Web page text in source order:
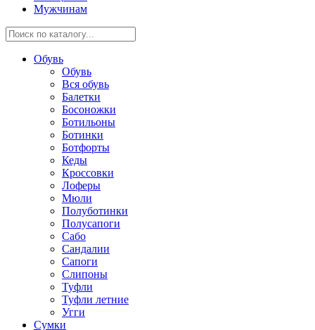
Мужчинам
Обувь
Обувь
Вся обувь
Балетки
Босоножки
Ботильоны
Ботинки
Ботфорты
Кеды
Кроссовки
Лоферы
Мюли
Полуботинки
Полусапоги
Сабо
Сандалии
Сапоги
Слипоны
Туфли
Туфли летние
Угги
Сумки